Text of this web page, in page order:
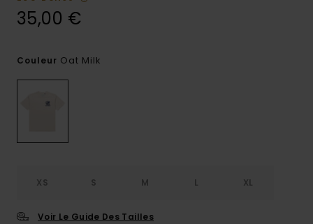
35,00 €
Couleur Oat Milk
XS S M L XL
Voir Le Guide Des Tailles